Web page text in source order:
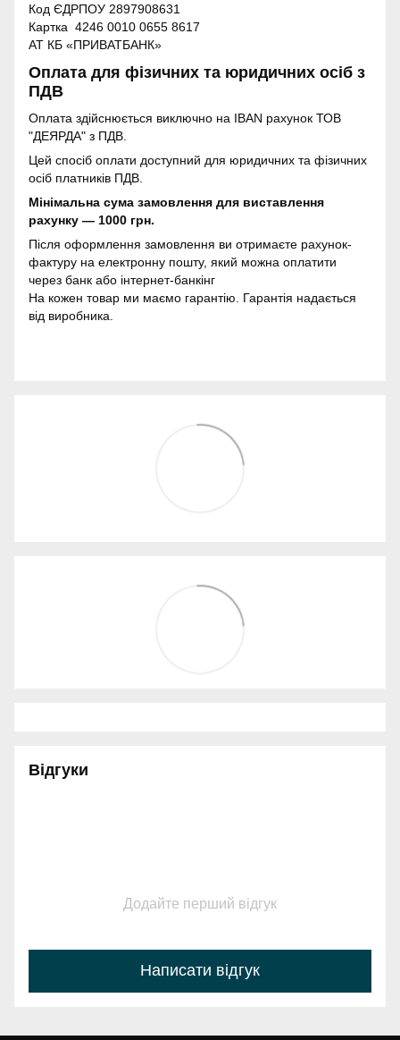
Код ЄДРПОУ 2897908631
Картка 4246 0010 0655 8617
АТ КБ «ПРИВАТБАНК»
Оплата для фізичних та юридичних осіб з
ПДВ
Оплата здійснюється виключно на IBAN рахунок ТОВ
"ДЕЯРДА" з ПДВ.
Цей спосіб оплати доступний для юридичних та фізичних
осіб платників ПДВ.
Мінімальна сума замовлення для виставлення
рахунку — 1000 грн.
Після оформлення замовлення ви отримаєте рахунок-
фактуру на електронну пошту, який можна оплатити
через банк або інтернет-банкінг
На кожен товар ми маємо гарантію. Гарантія надається
від виробника.
Відгуки
Додайте перший відгук
Написати відгук